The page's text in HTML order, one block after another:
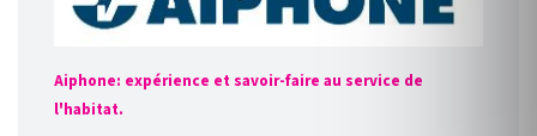
Aiphone: expérience et savoir-faire au service de
l'habitat.